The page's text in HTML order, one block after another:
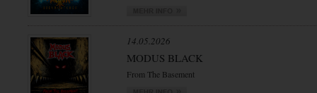
14.05.2026
MODUS BLACK
From The Basement